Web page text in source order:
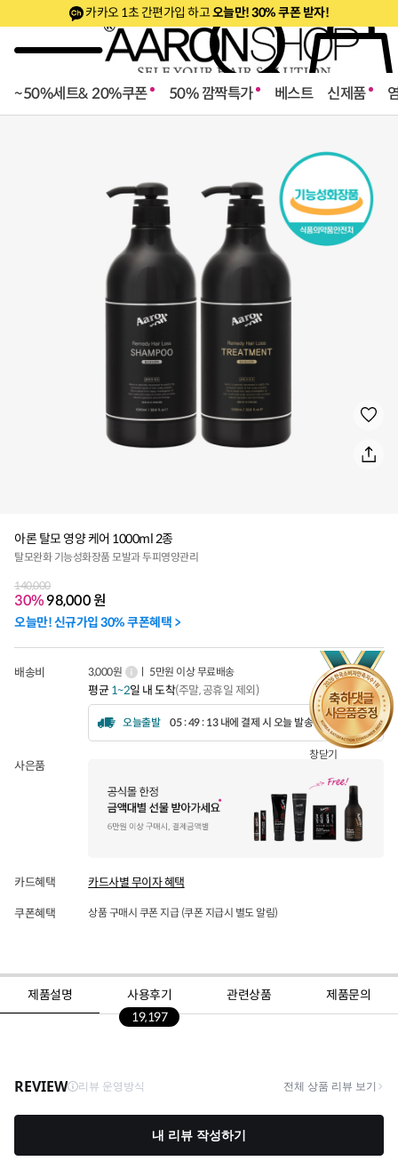
카카오 1초 간편가입 하고오늘만! 30% 쿠폰 받자!
~50%세트& 20%쿠폰 50% 깜짝특가 베스트 신제품
창닫기
아론 탈모 영양 케어 1000ml 2종
탈모완화 기능성화장품 모발과 두피영양관리
140,000
30%98,000원
오늘만! 신규가입 30% 쿠폰혜택 >
배송비 3,000원 ㅣ 5만원 이상 무료배송
평균1~2일 내 도착(주말, 공휴일 제외)
오늘출발 05 : 49 : 10 내에 결제 시 오늘 발송됩니다.
사은품
카드혜택 카드사별 무이자 혜택
쿠폰혜택 상품 구매시 쿠폰 지급 (쿠폰 지급시 별도 알림)
제품설명
사용후기
19,197
관련상품 제품문의